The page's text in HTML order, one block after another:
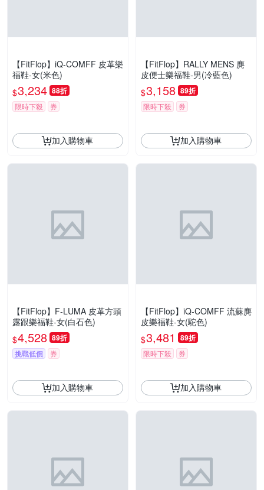
【FitFlop】iQ-COMFF 皮革樂
福鞋-女(米色)
$3,234 88折
限時下殺 券
加入購物車
【FitFlop】RALLY MENS 麂
皮便士樂福鞋-男(冷藍色)
$3,158 89折
限時下殺 券
加入購物車
【FitFlop】F-LUMA 皮革方頭
露跟樂福鞋-女(白石色)
$4,528 89折
挑戰低價 券
加入購物車
【FitFlop】iQ-COMFF 流蘇麂
皮樂福鞋-女(駝色)
$3,481 89折
限時下殺 券
加入購物車